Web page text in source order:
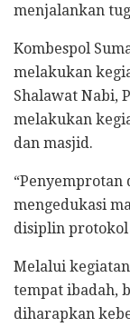
menjalankan
Kombespol
melakukan
Shalawat Nabi,
melakukan
dan masjid.
mengedukasi
disiplin protokol
Melalui
tempat ibadah,
diharapkan